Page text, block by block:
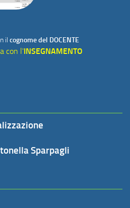
il cognome del DOCENTE
con l'INSEGNAMENTO
Sparpagli